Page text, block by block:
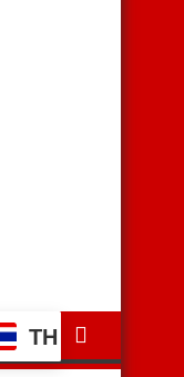
TH